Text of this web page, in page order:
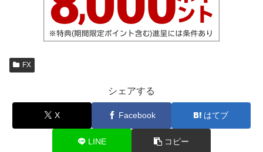
FX
シェアする
X Facebook はてブ
LINE コピー